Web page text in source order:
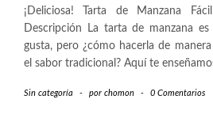
¡Deliciosa! Tarta de Manzana
Descripción La tarta de manzana
gusta, pero ¿cómo hacerla de
el sabor tradicional? Aquí te
Sin categoría - por chomon - 0 Comentarios